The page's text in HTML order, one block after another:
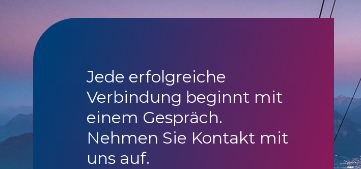
Jede erfolgreiche
Verbindung beginnt mit
einem Gespräch.
Nehmen Sie Kontakt mit
uns auf.